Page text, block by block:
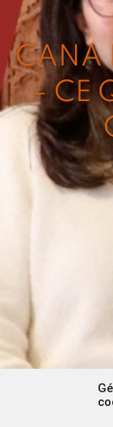
CANA
– CE